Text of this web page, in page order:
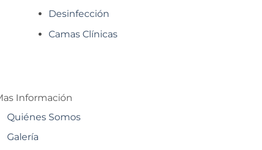
Desinfección
Camas Clínicas
Información
Quiénes Somos
Galería